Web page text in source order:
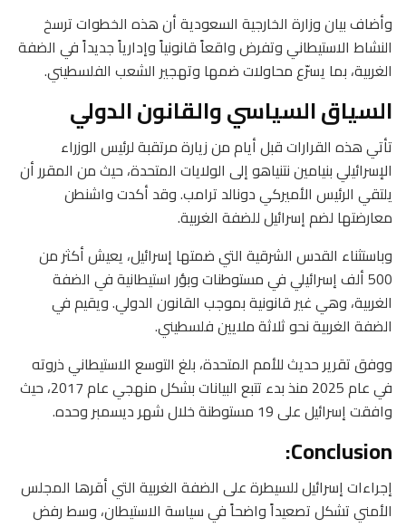
وأضاف بيان وزارة الخارجية السعودية أن هذه الخطوات ترسخ
النشاط الاستيطاني وتفرض واقعاً قانونياً وإدارياً جديداً في الضفة
الغربية، بما يسرّع محاولات ضمها وتهجير الشعب الفلسطيني.
السياق السياسي والقانون الدولي
تأتي هذه القرارات قبل أيام من زيارة مرتقبة لرئيس الوزراء
الإسرائيلي بنيامين نتنياهو إلى الولايات المتحدة، حيث من المقرر أن
يلتقي الرئيس الأميركي دونالد ترامب. وقد أكدت واشنطن
معارضتها لضم إسرائيل للضفة الغربية.
وباستثناء القدس الشرقية التي ضمتها إسرائيل، يعيش أكثر من
500 ألف إسرائيلي في مستوطنات وبؤر استيطانية في الضفة
الغربية، وهي غير قانونية بموجب القانون الدولي. ويقيم في
الضفة الغربية نحو ثلاثة ملايين فلسطيني.
ووفق تقرير حديث للأمم المتحدة، بلغ التوسع الاستيطاني ذروته
في عام 2025 منذ بدء تتبع البيانات بشكل منهجي عام 2017، حيث
وافقت إسرائيل على 19 مستوطنة خلال شهر ديسمبر وحده.
Conclusion:
إجراءات إسرائيل للسيطرة على الضفة الغربية التي أقرها المجلس
الأمني تشكل تصعيداً واضحاً في سياسة الاستيطان، وسط رفض